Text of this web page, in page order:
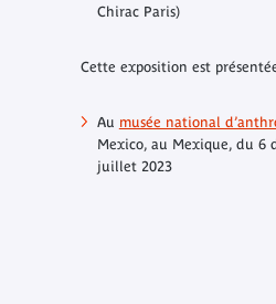
Chirac Paris)
Cette exposition est
Au musée national
Mexico, au Mexique, du 6
juillet 2023